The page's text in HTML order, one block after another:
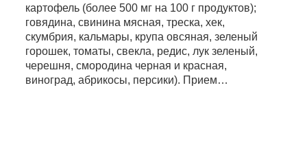
картофель (более 500 мг на 100 г продуктов);
говядина, свинина мясная, треска, хек,
скумбрия, кальмары, крупа овсяная, зеленый
горошек, томаты, свекла, редис, лук зеленый,
черешня, смородина черная и красная,
виноград, абрикосы, персики). Прием…